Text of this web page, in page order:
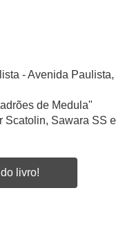
- Avenida Paulista,
de Medula"
Scatolin, Sawara SS e
livro!